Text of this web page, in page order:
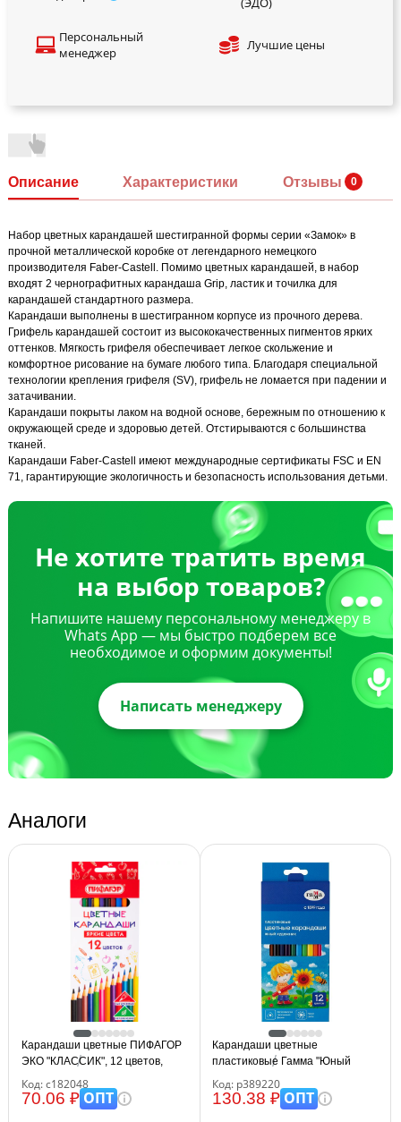
Персональный
менеджер
Лучшие цены
Описание Характеристики Отзывы
Набор цветных карандашей шестигранной формы серии «Замок» в
прочной металлической коробке от легендарного немецкого
производителя Faber-Castell. Помимо цветных карандашей, в набор
входят 2 чернографитных карандаша Grip, ластик и точилка для
карандашей стандартного размера.
Карандаши выполнены в шестигранном корпусе из прочного дерева.
Грифель карандашей состоит из высококачественных пигментов ярких
оттенков. Мягкость грифеля обеспечивает легкое скольжение и
комфортное рисование на бумаге любого типа. Благодаря специальной
технологии крепления грифеля (SV), грифель не ломается при падении и
затачивании.
Карандаши покрыты лаком на водной основе, бережным по отношению к
окружающей среде и здоровью детей. Отстирываются с большинства
тканей.
Карандаши Faber-Castell имеют международные сертификаты FSC и EN
71, гарантирующие экологичность и безопасность использования детьми.
Не хотите тратить время
на выбор товаров?
Напишите нашему персональному менеджеру в
Whats App — мы быстро подберем все
необходимое и оформим документы!
Написать менеджеру
Аналоги
Карандаши цветные ПИФАГОР
ЭКО "КЛАССИК", 12 цветов,
Код: с182048
70.06 ₽ОПТ
Карандаши цветные
пластиковые Гамма "Юный
картон. упаковка, европодвес
Код: р389220
130.38 ₽ОПТ